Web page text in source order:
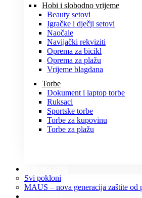
Hobi i slobodno vrijeme
Beauty setovi
Igračke i dječji setovi
Naočale
Navijački rekviziti
Oprema za bicikl
Oprema za plažu
Vrijeme blagdana
Torbe
Dokument i laptop torbe
Ruksaci
Sportske torbe
Torbe za kupovinu
Torbe za plažu
Svi pokloni
MAUS – nova generacija zaštite od